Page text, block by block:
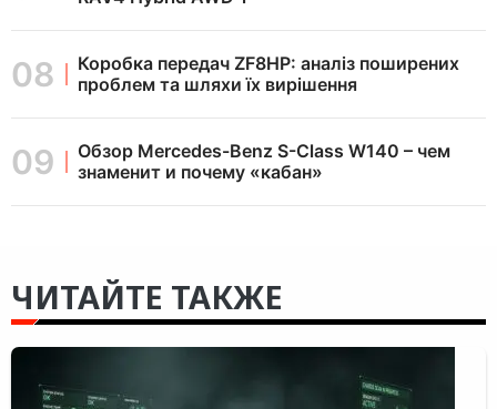
Коробка передач ZF8HP: аналіз поширених
проблем та шляхи їх вирішення
Обзор Mercedes-Benz S-Class W140 – чем
знаменит и почему «кабан»
ЧИТАЙТЕ ТАКЖЕ